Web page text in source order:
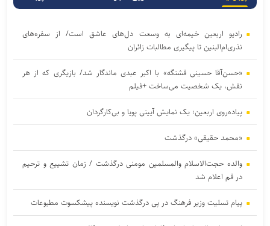
رادیو اربعین خیمه‌ای به وسعت دل‌های عاشق است/ از سفره‌های
نذری‌ام‌البنین تا پیگیری مطالبات زائران
«حسن‌آقا حسینی قشنگه» با اکبر عبدی ماندگار شد/ بازیگری که از هر
نقش، یک شخصیت می‌ساخت +فیلم
پیاده‌روی اربعین؛ یک نمایش آیینی پویا و بی‌کارگردان
«محمد حقیقی» درگذشت
والده حجت‌الاسلام والمسلمین مومنی درگذشت / زمان تشییع و ترحیم
در قم اعلام شد
پیام تسلیت وزیر فرهنگ در پی درگذشت نویسنده پیشکسوت مطبوعات